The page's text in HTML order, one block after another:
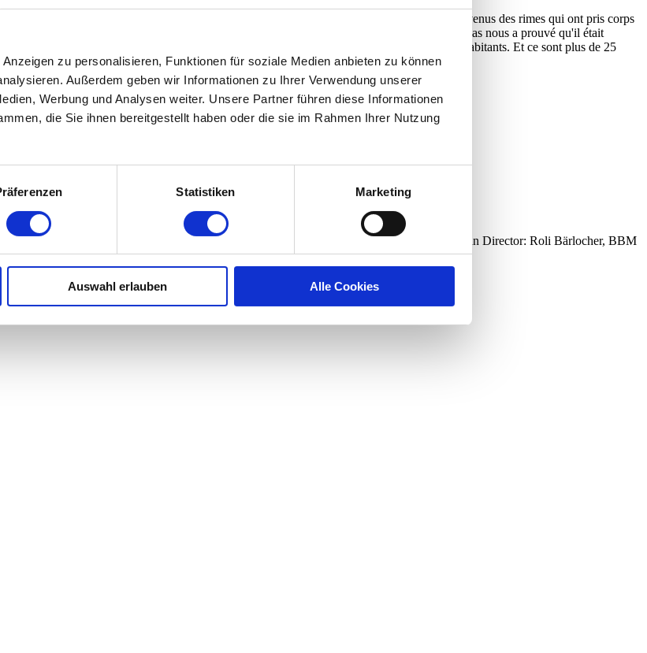
zu personalisieren, Funktionen für soziale Medien anbieten zu können
Außerdem geben wir Informationen zu Ihrer Verwendung unserer
Werbung und Analysen weiter. Unsere Partner führen diese Informationen
die Sie ihnen bereitgestellt haben oder die sie im Rahmen Ihrer Nutzung
Statistiken Marketing
Auswahl erlauben Alle Cookies
expériences douloureuses de son enfance en rédigeant un journal intime. Ses écrits sont devenus des rimes qui ont pris corps
puissante et décidée. C'est ainsi qu'elle est devenue l'étoile filante de la nouvelle soul. Texas nous a prouvé qu'il était
ont vendu davantage d'albums de leur pop légère que l’État du Texas ne compte d'habitants. Et ce sont plus de 25
d'antan et leurs sons pop saturés et pulsés.
Producers for Baloise Session/Session Basel AG: Matthias Müller and Beatrice Stirnimann Director: Roli Bärlocher, BBM
Live Photos: © Dominik Plüss